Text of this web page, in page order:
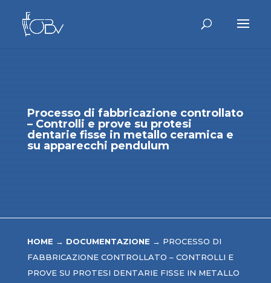
Processo di fabbricazione controllato
– Controlli e prove su protesi
dentarie fisse in metallo ceramica e
su apparecchi pendulum
HOME → DOCUMENTAZIONE → PROCESSO DI
FABBRICAZIONE CONTROLLATO – CONTROLLI E
PROVE SU PROTESI DENTARIE FISSE IN METALLO